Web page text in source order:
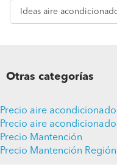
Ideas aire
Otras categorías
Precio aire acondicionado
Precio aire
Precio Mantención
Precio Mantención